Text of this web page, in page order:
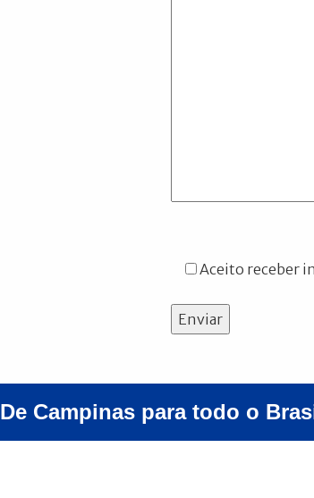
Aceito receber
Enviar
De Campinas para todo o